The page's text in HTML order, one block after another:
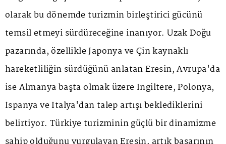
olarak bu dönemde turizmin birleştirici gücünü
temsil etmeyi sürdüreceğine inanıyor. Uzak Doğu
pazarında, özellikle Japonya ve Çin kaynaklı
hareketliliğin sürdüğünü anlatan Eresin, Avrupa'da
ise Almanya başta olmak üzere İngiltere, Polonya,
İspanya ve İtalya'dan talep artışı beklediklerini
belirtiyor. Türkiye turizminin güçlü bir dinamizme